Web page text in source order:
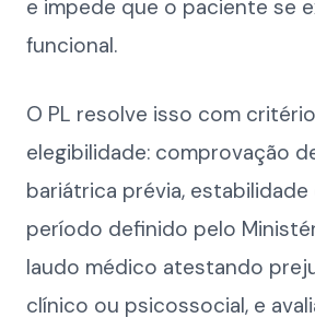
e impede que o paciente se
funcional.
O PL resolve isso com
elegibilidade: comprovação
bariátrica prévia,
período definido pelo
laudo médico atestando
clínico ou psicossocial, e